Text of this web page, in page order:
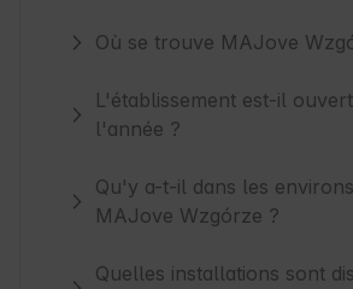
Où se trouve MAJove
L'établissement est-il
l'année ?
Qu'y a-t-il dans les
MAJove Wzgórze ?
Quelles installations sont